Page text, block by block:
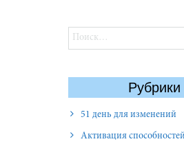
Найти:
Рубрики
51 день для изменений
Активация